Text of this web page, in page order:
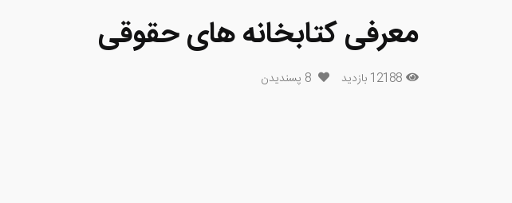
معرفی کتابخانه های حقوقی
12188 بازدید 8 پسندیدن